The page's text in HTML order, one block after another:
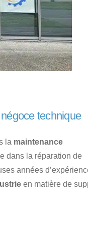
technique
la maintenance
dans la réparation de
années
en matière de